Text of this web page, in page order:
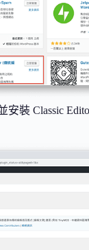
安裝 Classic